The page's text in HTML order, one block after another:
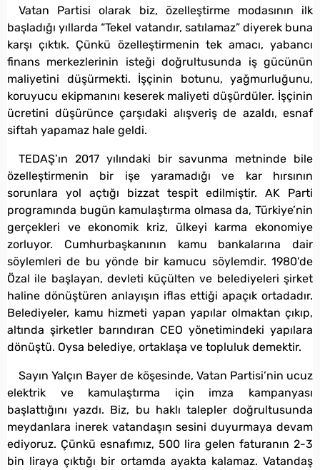
Vatan Partisi olarak biz, özelleştirme modasının ilk
başladığı yıllarda “Tekel vatandır, satılamaz” diyerek buna
karşı çıktık. Çünkü özelleştirmenin tek amacı, yabancı
finans merkezlerinin isteği doğrultusunda iş gücünün
maliyetini düşürmekti. İşçinin botunu, yağmurluğunu,
koruyucu ekipmanını keserek maliyeti düşürdüler. İşçinin
ücretini düşürünce çarşıdaki alışveriş de azaldı, esnaf
siftah yapamaz hale geldi.
TEDAŞ’ın 2017 yılındaki bir savunma metninde bile
özelleştirmenin bir işe yaramadığı ve kar hırsının
sorunlara yol açtığı bizzat tespit edilmiştir. AK Parti
programında bugün kamulaştırma olmasa da, Türkiye’nin
gerçekleri ve ekonomik kriz, ülkeyi karma ekonomiye
zorluyor. Cumhurbaşkanının kamu bankalarına dair
söylemleri de bu yönde bir kamucu söylemdir. 1980’de
Özal ile başlayan, devleti küçülten ve belediyeleri şirket
haline dönüştüren anlayışın iflas ettiği apaçık ortadadır.
Belediyeler, kamu hizmeti yapan yapılar olmaktan çıkıp,
altında şirketler barındıran CEO yönetimindeki yapılara
dönüştü. Oysa belediye, ortaklaşa ve topluluk demektir.
Sayın Yalçın Bayer de köşesinde, Vatan Partisi’nin ucuz
elektrik ve kamulaştırma için imza kampanyası
başlattığını yazdı. Biz, bu haklı talepler doğrultusunda
meydanlara inerek vatandaşın sesini duyurmaya devam
ediyoruz. Çünkü esnafımız, 500 lira gelen faturanın 2-3
bin liraya çıktığı bir ortamda ayakta kalamaz. Vatandaş